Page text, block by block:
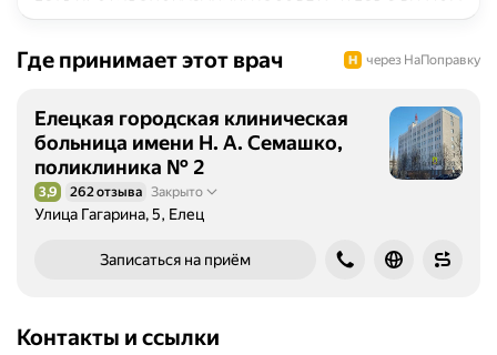
Где принимает этот врач через НаПоправку
Елецкая городская клиническая
больница имени Н. А. Семашко,
поликлиника № 2
Рейтинг 3,9 из 5
3,9 262 отзыва Закрыто
Улица Гагарина, 5, Елец
Записаться на приём
Контакты и ссылки